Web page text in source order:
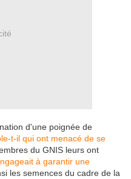
d'une poignée de
t-il qui ont menacé de se
du GNIS leurs ont
à garantir une
les semences du cadre de la